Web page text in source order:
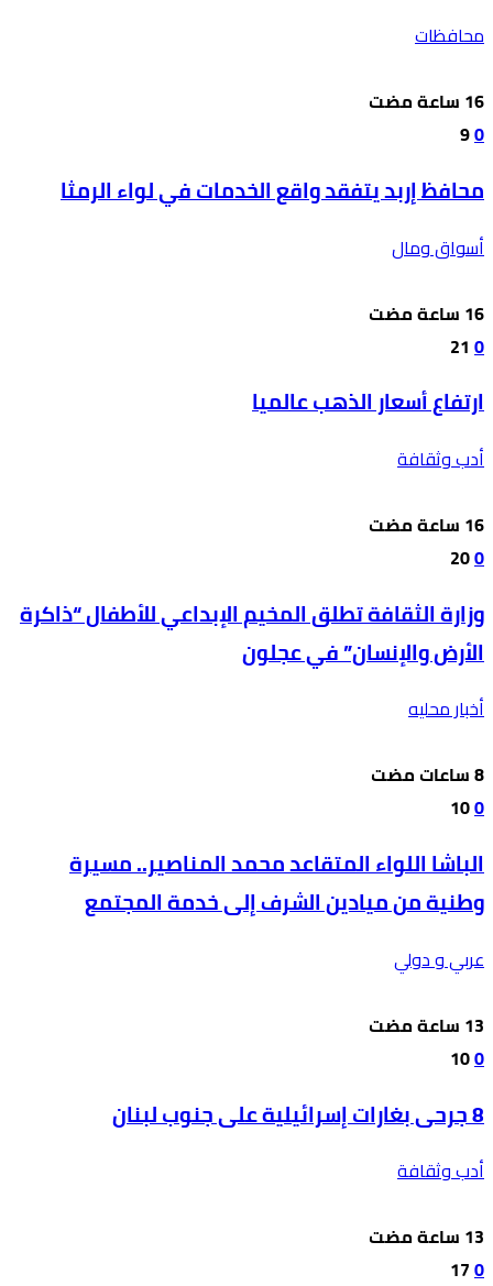
محافظات
0
9
محافظ إربد يتفقد واقع الخدمات في لواء الرمثا
أسواق ومال
0
21
ارتفاع أسعار الذهب عالميا
أدب وثقافة
0
20
وزارة الثقافة تطلق المخيم الإبداعي للأطفال “ذاكرة
الأرض والإنسان” في عجلون
أخبار محليه
0
10
الباشا اللواء المتقاعد محمد المناصير.. مسيرة
وطنية من ميادين الشرف إلى خدمة المجتمع
عربي و دولي
0
10
8 جرحى بغارات إسرائيلية على جنوب لبنان
أدب وثقافة
0
17